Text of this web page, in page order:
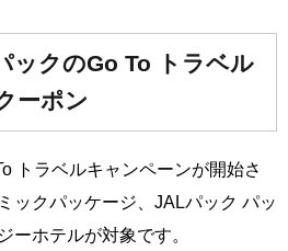
ックのGo To トラベル
ーポン
トラベルキャンペーンが開始さ
ックパッケージ、JALパック パッ
ーホテルが対象です。